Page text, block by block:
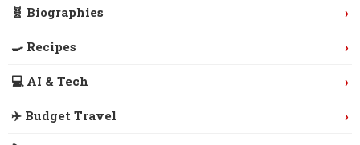
🧬 Biographies ›
🍳 Recipes ›
💻 AI & Tech ›
✈️ Budget Travel ›